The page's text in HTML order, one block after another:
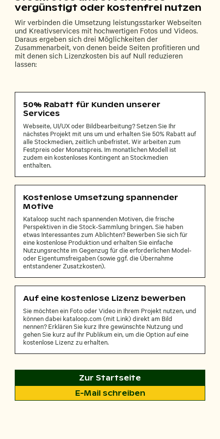
vergünstigt oder kostenfrei nutzen
Wir verbinden die Umsetzung leistungsstarker Webseiten
und Kreativservices mit hochwertigen Fotos und Videos.
Daraus ergeben sich drei Möglichkeiten der
Zusammenarbeit, von denen beide Seiten profitieren und
mit denen sich Lizenzkosten bis auf Null reduzieren
lassen:
50% Rabatt für Kunden unserer
Services
Webseite, UI/UX oder Bildbearbeitung? Setzen Sie Ihr
nächstes Projekt mit uns um und erhalten Sie 50% Rabatt auf
alle Stockmedien, zeitlich unbefristet. Wir arbeiten zum
Festpreis oder Monatspreis. Im monatlichen Modell ist
zudem ein kostenloses Kontingent an Stockmedien
enthalten.
Kostenlose Umsetzung spannender
Motive
Kataloop sucht nach spannenden Motiven, die frische
Perspektiven in die Stock-Sammlung bringen. Sie haben
etwas Interessantes zum Ablichten? Bewerben Sie sich für
eine kostenlose Produktion und erhalten Sie einfache
Nutzungsrechte im Gegenzug für die erforderlichen Model-
oder Eigentumsfreigaben (sowie ggf. die Übernahme
entstandener Zusatzkosten).
Auf eine kostenlose Lizenz bewerben
Sie möchten ein Foto oder Video in Ihrem Projekt nutzen, und
können dabei kataloop.com (mit Link) direkt am Bild
nennen? Erklären Sie kurz Ihre gewünschte Nutzung und
gehen Sie kurz auf Ihr Publikum ein, um die Option auf eine
kostenlose Lizenz zu erhalten.
Zur Startseite
E-Mail schreiben